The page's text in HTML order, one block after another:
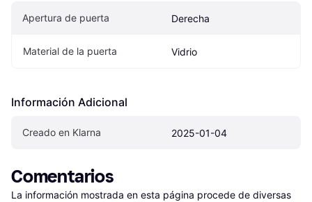
Apertura de puerta Derecha
Material de la puerta Vidrio
Información Adicional
Creado en Klarna 2025-01-04
Comentarios
La información mostrada en esta página procede de diversas